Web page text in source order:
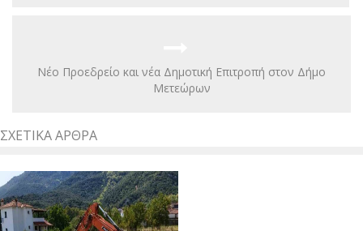
Νέο Προεδρείο και νέα Δημοτική Επιτροπή στον Δήμο
Μετεώρων
ΣΧΕΤΙΚΆ ΆΡΘΡΑ